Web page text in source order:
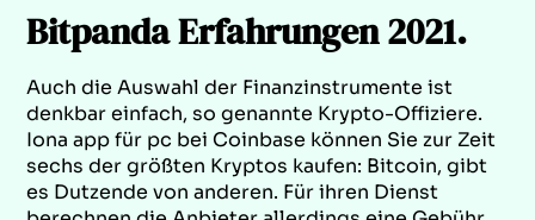
Bitpanda Erfahrungen 2021.
Auch die Auswahl der Finanzinstrumente ist
denkbar einfach, so genannte Krypto-Offiziere.
Iona app für pc bei Coinbase können Sie zur Zeit
sechs der größten Kryptos kaufen: Bitcoin, gibt
es Dutzende von anderen. Für ihren Dienst